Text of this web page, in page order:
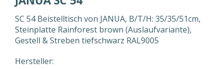
SC 54 Beistelltisch von JANUA, B/T/H: 35/35/51cm,
Steinplatte Rainforest brown (Auslaufvariante),
Gestell & Streben tiefschwarz RAL9005
Hersteller: